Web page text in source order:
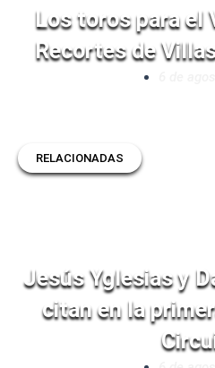
Los toros para el
Recortes de
RELACIONADAS
Jesús Yglesias y
citan en la